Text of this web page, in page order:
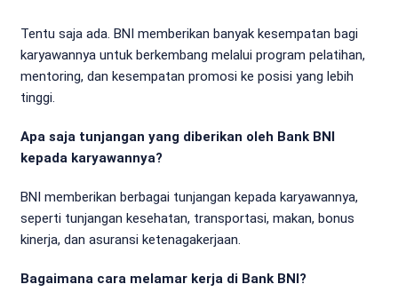
Tentu saja ada. BNI memberikan banyak kesempatan bagi
karyawannya untuk berkembang melalui program pelatihan,
mentoring, dan kesempatan promosi ke posisi yang lebih
tinggi.
Apa saja tunjangan yang diberikan oleh Bank BNI
kepada karyawannya?
BNI memberikan berbagai tunjangan kepada karyawannya,
seperti tunjangan kesehatan, transportasi, makan, bonus
kinerja, dan asuransi ketenagakerjaan.
Bagaimana cara melamar kerja di Bank BNI?